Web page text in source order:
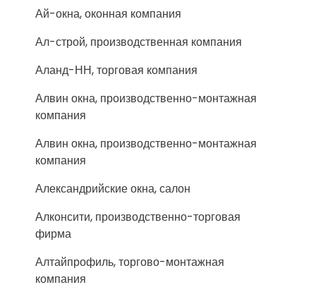
Ай-окна, оконная компания
Ал-строй, производственная компания
Аланд-НН, торговая компания
Алвин окна, производственно-монтажная
компания
Алвин окна, производственно-монтажная
компания
Александрийские окна, салон
Алконсити, производственно-торговая
фирма
Алтайпрофиль, торгово-монтажная
компания